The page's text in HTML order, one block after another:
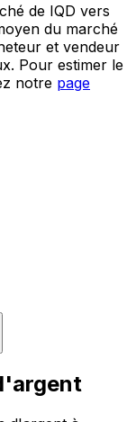
de IQD vers
et vendeur
Pour estimer le
notre page